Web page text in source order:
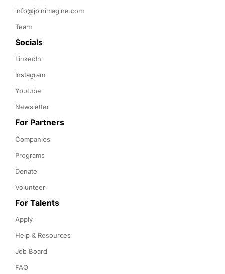
info@joinimagine.com
Team
Socials
LinkedIn
Instagram
Youtube
Newsletter
For Partners
Companies
Programs
Donate
Volunteer
For Talents
Apply
Help & Resources
Job Board
FAQ